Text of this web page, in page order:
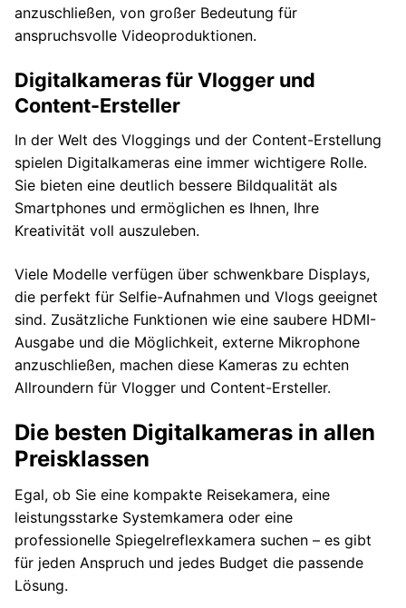
anzuschließen, von großer Bedeutung für
anspruchsvolle Videoproduktionen.
Digitalkameras für Vlogger und
Content-Ersteller
In der Welt des Vloggings und der Content-Erstellung
spielen Digitalkameras eine immer wichtigere Rolle.
Sie bieten eine deutlich bessere Bildqualität als
Smartphones und ermöglichen es Ihnen, Ihre
Kreativität voll auszuleben.
Viele Modelle verfügen über schwenkbare Displays,
die perfekt für Selfie-Aufnahmen und Vlogs geeignet
sind. Zusätzliche Funktionen wie eine saubere HDMI-
Ausgabe und die Möglichkeit, externe Mikrophone
anzuschließen, machen diese Kameras zu echten
Allroundern für Vlogger und Content-Ersteller.
Die besten Digitalkameras in allen
Preisklassen
Egal, ob Sie eine kompakte Reisekamera, eine
leistungsstarke Systemkamera oder eine
professionelle Spiegelreflexkamera suchen – es gibt
für jeden Anspruch und jedes Budget die passende
Lösung.